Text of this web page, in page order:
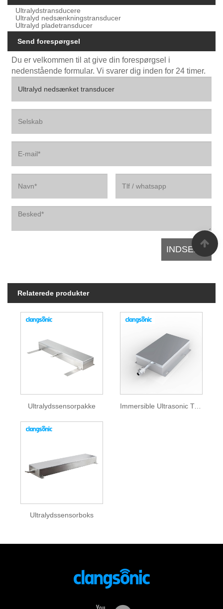
Ultralydstransducere
Ultralyd nedsænkningstransducer
Ultralyd pladetransducer
Send forespørgsel
Du er velkommen til at give din forespørgsel i
nedenstående formular. Vi svarer dig inden for 24 timer.
Relaterede produkter
Ultralydssensorpakke Immersible Ultrasonic Transducer
Ultralydssensorboks